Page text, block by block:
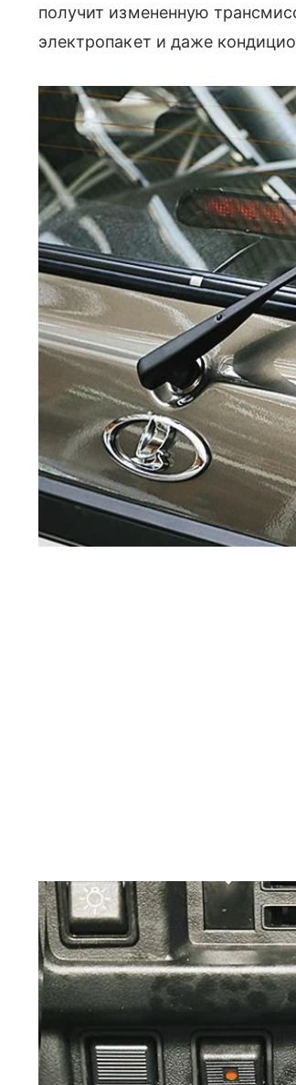
получит измененную
электропакет и даже